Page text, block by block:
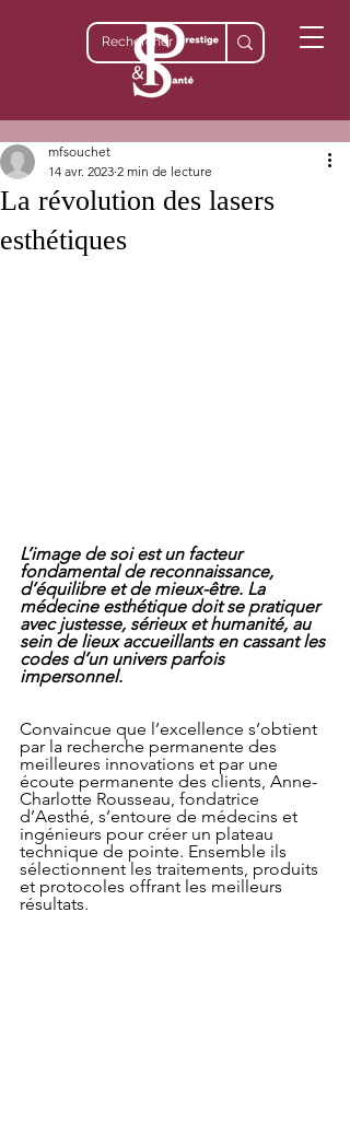
La révolution des lasers
esthétiques
mfsouchet
14 avr. 2023 2 min de lecture
L’image de soi est un facteur
fondamental de reconnaissance,
d’équilibre et de mieux-être. La
médecine esthétique doit se pratiquer
avec justesse, sérieux et humanité, au
sein de lieux accueillants en cassant les
codes d’un univers parfois
impersonnel.
Convaincue que l’excellence s’obtient
par la recherche permanente des
meilleures innovations et par une
écoute permanente des clients, Anne-
Charlotte Rousseau, fondatrice
d’Aesthé, s’entoure de médecins et
ingénieurs pour créer un plateau
technique de pointe. Ensemble ils
sélectionnent les traitements, produits
et protocoles offrant les meilleurs
résultats.